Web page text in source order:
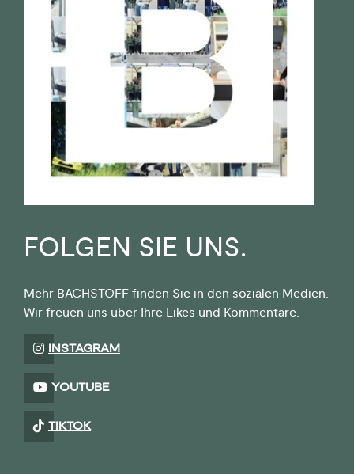
FOLGEN SIE UNS.
Mehr BACHSTOFF finden Sie in den sozialen Medien.
Wir freuen uns über Ihre Likes und Kommentare.
INSTAGRAM
YOUTUBE
TIKTOK